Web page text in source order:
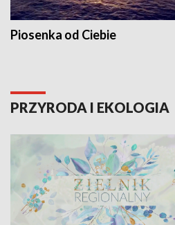
Piosenka od Ciebie
PRZYRODA I EKOLOGIA